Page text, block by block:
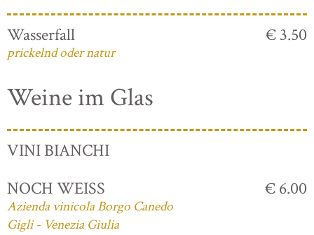
Wasserfall
prickelnd oder natur
€ 3.50
Weine im Glas
VINI BIANCHI
NOCH WEISS
Azienda vinicola Borgo Canedo
Gigli - Venezia Giulia
€ 6.00